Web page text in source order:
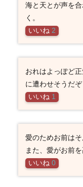
海と天とが声を
く。
いいね 2
おれはよっぽど
に遭わせそうだぞ
いいね 1
愛のためお前は
また、愛がお前
いいね 0